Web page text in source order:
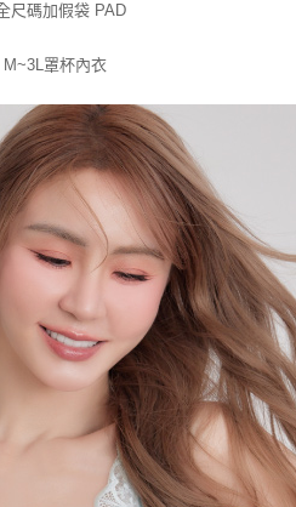
尺碼加假袋 PAD
M~3L罩杯內衣